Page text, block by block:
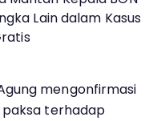
mengonfirmasi
terhadap